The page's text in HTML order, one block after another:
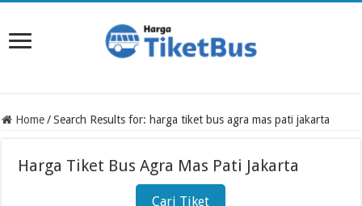
Home / Search Results for: harga tiket bus agra mas pati jakarta
Harga Tiket Bus Agra Mas Pati Jakarta
Cari Tiket